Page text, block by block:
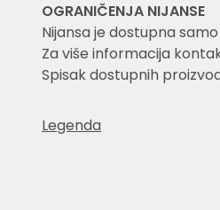
OGRANIČENJA NIJANSE
Nijansa je dostupna
Za više informacija
Spisak dostupnih
Legenda